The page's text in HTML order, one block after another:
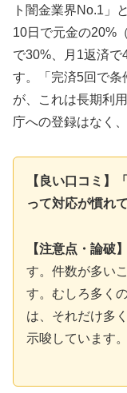
ト闇金業界No.1」
10日で元金の20%
で30%、月1返済で
す。「完済5回で条
が、これは長期利
庁への登録はなく
【良い口コミ】
って対応が慣れて
【注意点・論破】
す。件数が多い
す。むしろ多く
は、それだけ多
示唆しています。